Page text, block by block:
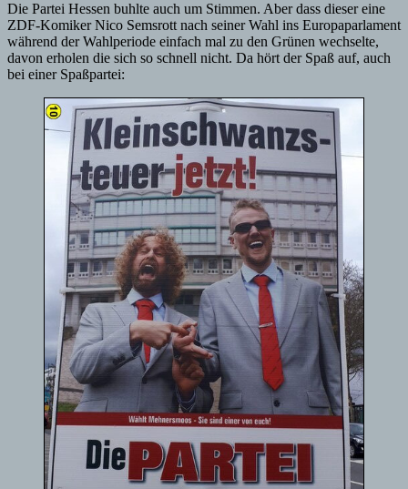
Die Partei Hessen buhlte auch um Stimmen. Aber dass dieser eine
ZDF-Komiker Nico Semsrott nach seiner Wahl ins Europaparlament
während der Wahlperiode einfach mal zu den Grünen wechselte,
davon erholen die sich so schnell nicht. Da hört der Spaß auf, auch
bei einer Spaßpartei: